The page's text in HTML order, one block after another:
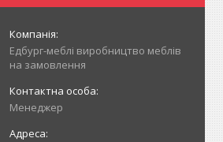
Едбург-меблі виробництво меблів
на замовлення
Менеджер